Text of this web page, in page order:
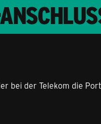
bei der Telekom die